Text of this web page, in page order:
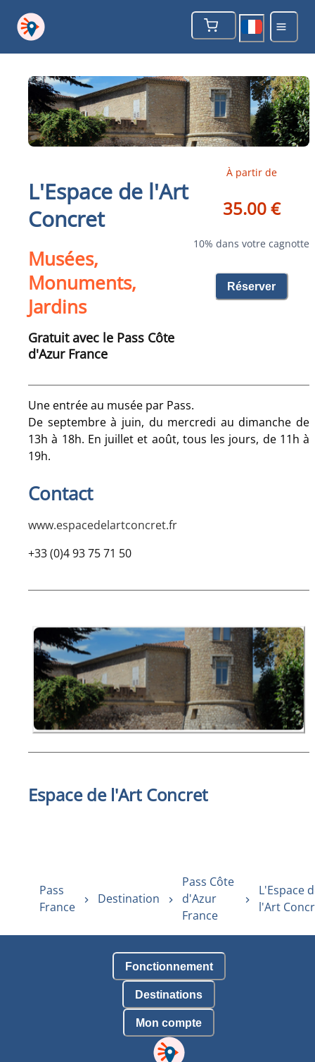
L'Espace de l'Art
Concret
Musées,
Monuments,
Jardins
Gratuit avec le Pass Côte
d'Azur France
À partir de
35.00 €
10% dans votre cagnotte
Réserver
Une entrée au musée par Pass.
De septembre à juin, du mercredi au dimanche de
13h à 18h. En juillet et août, tous les jours, de 11h à
19h.
Contact
www.espacedelartconcret.fr
+33 (0)4 93 75 71 50
Espace de l'Art Concret
Pass
France
Destination
Pass Côte
d'Azur
France
L'Espace
l'Art
Fonctionnement
Destinations
Mon compte